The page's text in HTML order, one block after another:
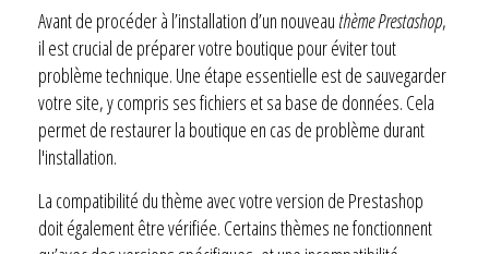
Avant de procéder à l’installation d’un nouveauthème Prestashop,
il est crucial de préparer votre boutique pour éviter tout
problème technique. Une étape essentielle est de sauvegarder
votre site, y compris ses fichiers et sa base de données. Cela
permet de restaurer la boutique en cas de problème durant
l'installation.
La compatibilité du thème avec votre version de Prestashop
doit également être vérifiée. Certains thèmes ne fonctionnent